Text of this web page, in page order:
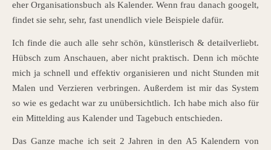
eher Organisationsbuch als Kalender. Wenn frau danach googelt,
findet sie sehr, sehr, fast unendlich viele Beispiele dafür.
Ich finde die auch alle sehr schön, künstlerisch & detailverliebt.
Hübsch zum Anschauen, aber nicht praktisch. Denn ich möchte
mich ja schnell und effektiv organisieren und nicht Stunden mit
Malen und Verzieren verbringen. Außerdem ist mir das System
so wie es gedacht war zu unübersichtlich. Ich habe mich also für
ein Mittelding aus Kalender und Tagebuch entschieden.
Das Ganze mache ich seit 2 Jahren in den A5 Kalendern von